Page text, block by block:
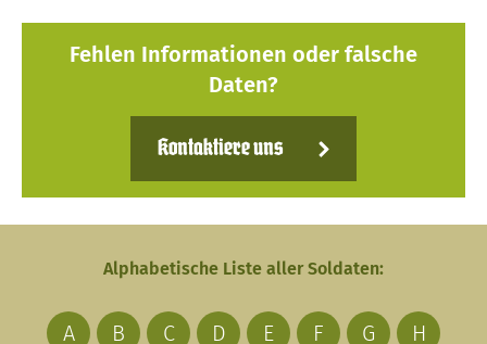
Fehlen Informationen oder falsche
Daten?
Kontaktiere uns
Alphabetische Liste aller Soldaten:
A B C D E F G
H